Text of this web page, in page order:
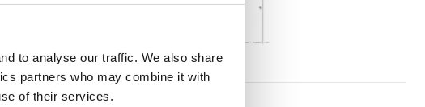
to analyse our traffic. We also share
partners who may combine it with
of their services.
Spannsätze
RfN 8006 011 x 014 mm, G